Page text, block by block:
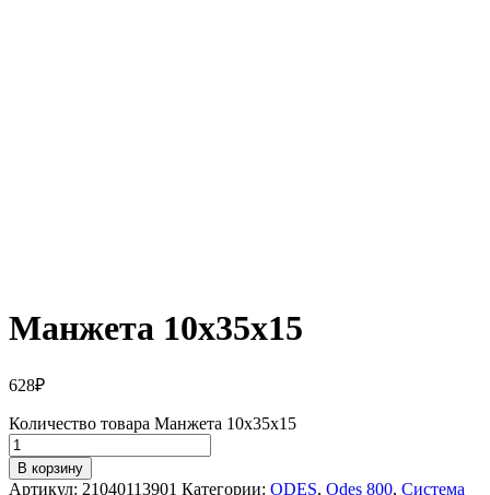
Манжета 10х35х15
628₽
Количество товара Манжета 10х35х15
В корзину
Артикул: 21040113901 Категории: ODES, Odes 800, Система